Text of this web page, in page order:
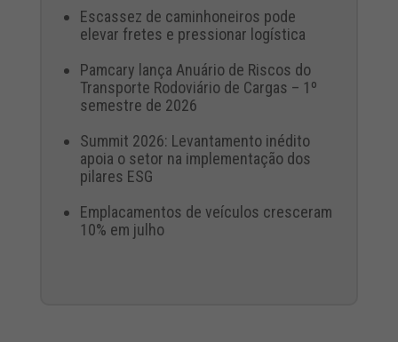
Escassez de caminhoneiros pode
elevar fretes e pressionar logística
Pamcary lança Anuário de Riscos do
Transporte Rodoviário de Cargas – 1º
semestre de 2026
Summit 2026: Levantamento inédito
apoia o setor na implementação dos
pilares ESG
Emplacamentos de veículos cresceram
10% em julho